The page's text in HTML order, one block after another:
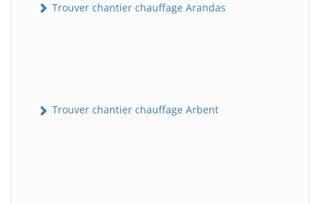
Trouver chantier chauffage Arandas
Trouver chantier chauffage Arbent